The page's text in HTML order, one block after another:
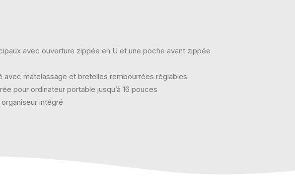
avec ouverture zippée en U et une poche avant zippée
avec matelassage et bretelles rembourrées réglables
pour ordinateur portable jusqu’à 16 pouces
intégré